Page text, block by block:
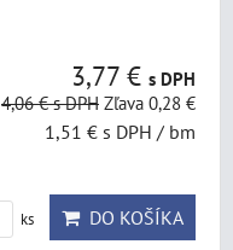
3,77 € s DPH
4,06 €s DPH Zľava 0,28 €
1,51 € s DPH / bm
ks DO KOŠÍKA